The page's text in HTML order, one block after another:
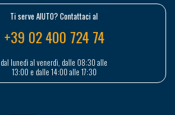
Ti serve AIUTO? Contattaci al
+39 02 400 724 74
dal lunedì al venerdì, dalle 08:30 alle
13:00 e dalle 14:00 alle 17:30